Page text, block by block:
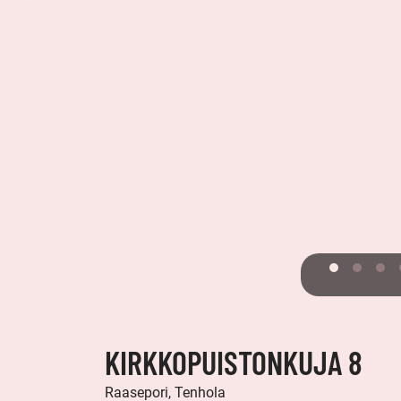
KIRKKOPUISTONKUJA 8
Raasepori, Tenhola